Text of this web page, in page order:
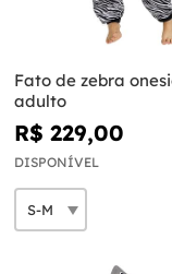
Fato de zebra
adulto
R$ 229,00
DISPONÍVEL